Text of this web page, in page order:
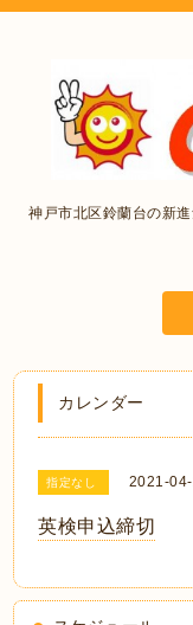
神戸市北区鈴蘭台の新
カレンダー
指定なし 2021-
英検申込締切